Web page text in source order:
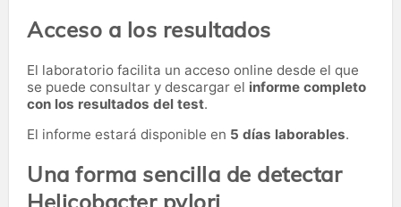
Acceso a los resultados
El laboratorio facilita un acceso online desde el que
se puede consultar y descargar el informe completo
con los resultados del test.
El informe estará disponible en 5 días laborables.
Una forma sencilla de detectar